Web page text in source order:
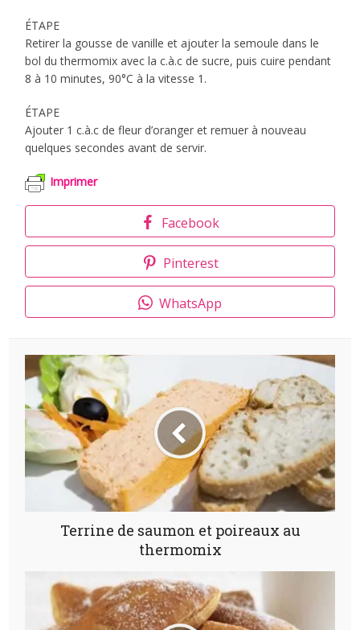
ÉTAPE
Retirer la gousse de vanille et ajouter la semoule dans le
bol du thermomix avec la c.à.c de sucre, puis cuire pendant
8 à 10 minutes, 90°C à la vitesse 1.
ÉTAPE
Ajouter 1 c.à.c de fleur d’oranger et remuer à nouveau
quelques secondes avant de servir.
Imprimer
Facebook
Pinterest
WhatsApp
Terrine de saumon et poireaux au
thermomix